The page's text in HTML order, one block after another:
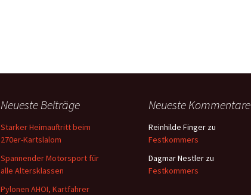
Neueste Beiträge
Starker Heimauftritt beim
270er-Kartslalom
Spannender Motorsport für
alle Altersklassen
Pylonen AHOI, Kartfahrer
Neueste Kommentare
Reinhilde Finger zu
Festkommers
Dagmar Nestler zu
Festkommers